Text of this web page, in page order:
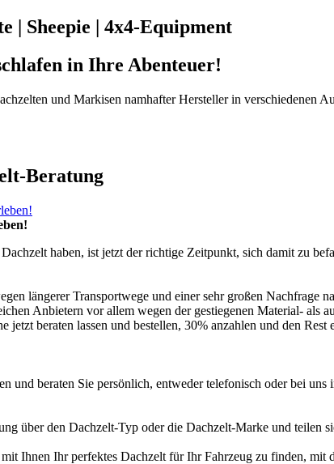
| Sheepie | 4x4-Equipment
in Ihre Abenteuer!
und Markisen namhafter Hersteller in verschiedenen
Beratung
haben, ist jetzt der richtige Zeitpunkt, sich damit zu
längerer Transportwege und einer sehr großen Nachfrage
Anbietern vor allem wegen der gestiegenen Material- als
jetzt beraten lassen und bestellen, 30% anzahlen und den
und beraten Sie persönlich, entweder telefonisch oder bei
über den Dachzelt-Typ oder die Dachzelt-Marke und teilen
Ihnen Ihr perfektes Dachzelt für Ihr Fahrzeug zu finden, mit